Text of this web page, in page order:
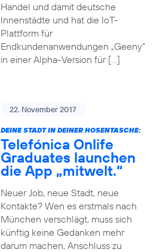
Handel und damit deutsche
Innenstädte und hat die IoT-
Plattform für
Endkundenanwendungen „Geeny“
in einer Alpha-Version für […]
22. November 2017
DEINE STADT IN DEINER HOSENTASCHE:
Telefónica Onlife
Graduates launchen
die App „mitwelt.“
Neuer Job, neue Stadt, neue
Kontakte? Wen es erstmals nach
München verschlägt, muss sich
künftig keine Gedanken mehr
darum machen, Anschluss zu